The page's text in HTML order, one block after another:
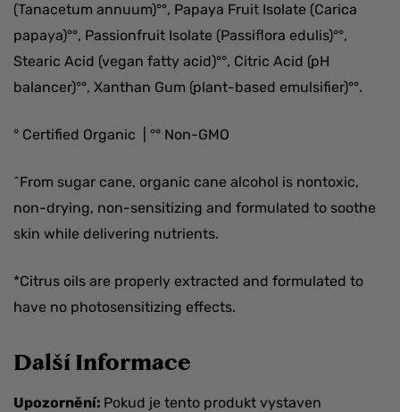
(Tanacetum annuum)°°, Papaya Fruit Isolate (Carica
papaya)°°, Passionfruit Isolate (Passiflora edulis)°°,
Stearic Acid (vegan fatty acid)°°, Citric Acid (pH
balancer)°°, Xanthan Gum (plant-based emulsifier)°°.
° Certified Organic | °° Non-GMO
^From sugar cane, organic cane alcohol is nontoxic,
non-drying, non-sensitizing and formulated to soothe
skin while delivering nutrients.
*Citrus oils are properly extracted and formulated to
have no photosensitizing effects.
Další Informace
Upozornění: Pokud je tento produkt vystaven